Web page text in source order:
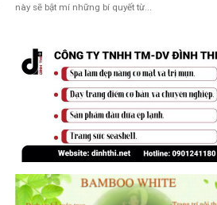
này sẽ bật mí những bí quyết từ...